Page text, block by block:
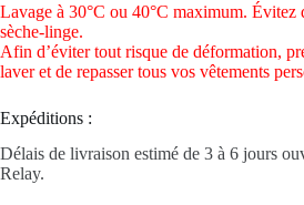
Lavage à 30°C ou 40°C maximum. Évitez
sèche-linge.
Afin d’éviter tout risque de déformation,
laver et de repasser tous vos vêtements
Expéditions :
Délais de livraison estimé de 3 à 6 jours
Relay.